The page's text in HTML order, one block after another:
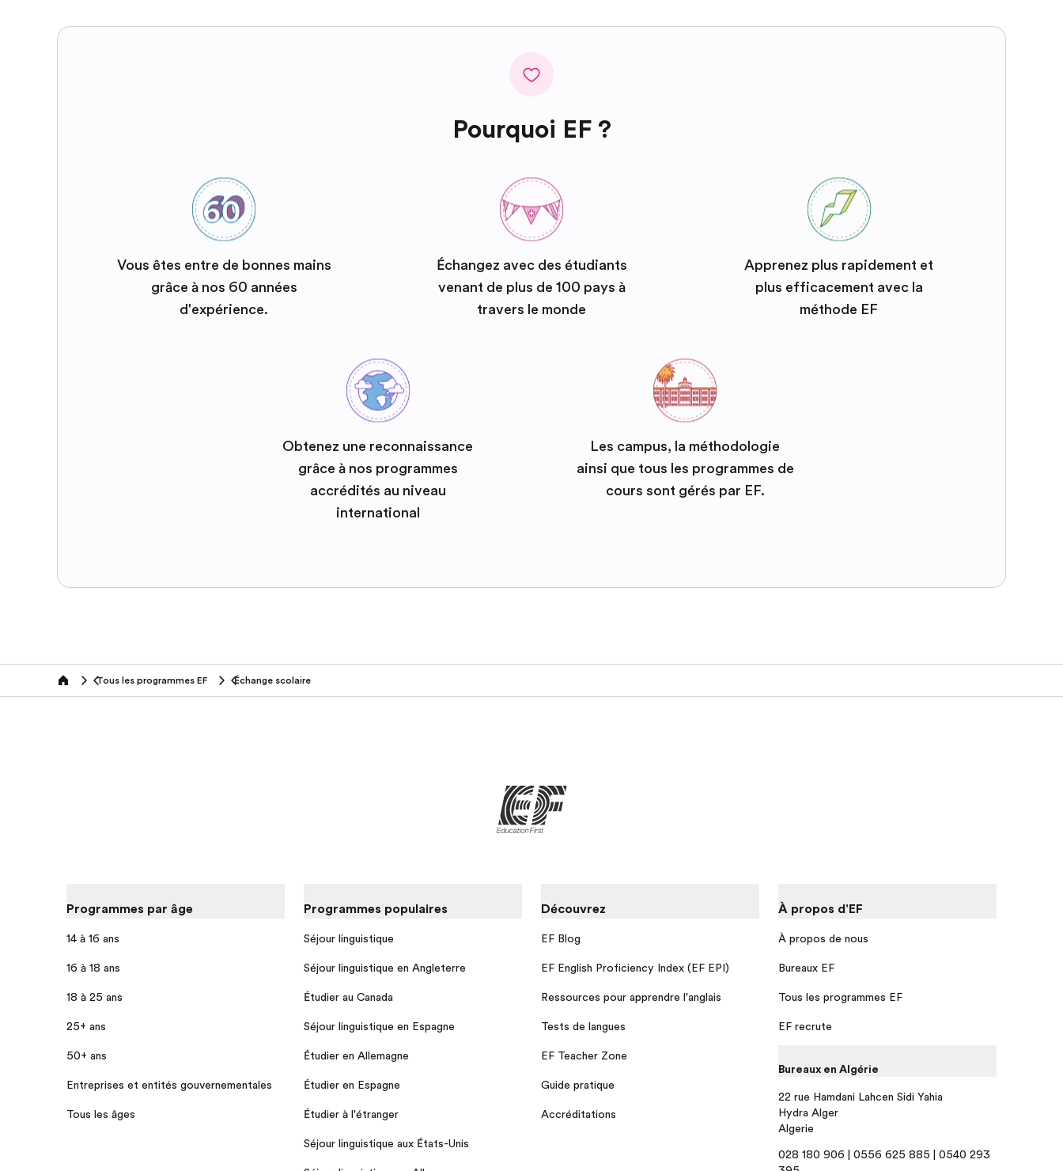
Pourquoi EF ?
Vous êtes entre de bonnes mains
grâce à nos 60 années
d'expérience.
Échangez avec des étudiants
venant de plus de 100 pays à
travers le monde
Apprenez plus rapidement et
plus efficacement avec la
méthode EF
Obtenez une reconnaissance
grâce à nos programmes
accrédités au niveau
international
Les campus, la méthodologie
ainsi que tous les programmes de
cours sont gérés par EF.
home Tous les programmes EF Échange scolaire
Programmes par âge
14 à 16 ans
16 à 18 ans
18 à 25 ans
25+ ans
50+ ans
Entreprises et entités gouvernementales
Tous les âges
Programmes populaires
Séjour linguistique
Séjour linguistique en Angleterre
Étudier au Canada
Séjour linguistique en Espagne
Étudier en Allemagne
Étudier en Espagne
Étudier à l'étranger
Séjour linguistique aux États-Unis
Découvrez
EF Blog
EF English Proficiency Index (EF EPI)
Ressources pour apprendre l'anglais
Tests de langues
EF Teacher Zone
Guide pratique
Accréditations
À propos d'EF
À propos de nous
Bureaux EF
Tous les programmes EF
EF recrute
Bureaux en Algérie
22 rue Hamdani Lahcen Sidi Yahia
Hydra Alger
Algerie
028 180 906 | 0556 625 885 | 0540 293